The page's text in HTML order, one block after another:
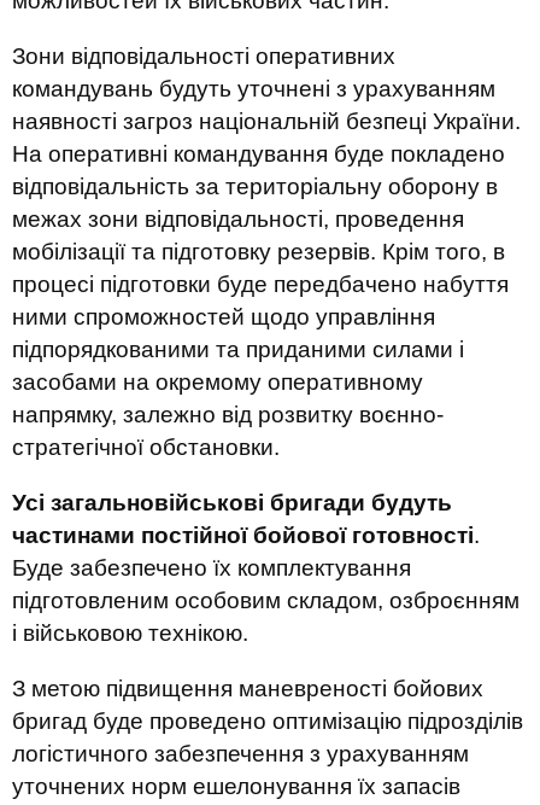
Зони відповідальності оперативних
командувань будуть уточнені з урахуванням
наявності загроз національній безпеці України.
На оперативні командування буде покладено
відповідальність за територіальну оборону в
межах зони відповідальності, проведення
мобілізації та підготовку резервів. Крім того, в
процесі підготовки буде передбачено набуття
ними спроможностей щодо управління
підпорядкованими та приданими силами і
засобами на окремому оперативному
напрямку, залежно від розвитку воєнно-
стратегічної обстановки.
Усі загальновійськові бригади будуть
частинами постійної бойової готовності.
Буде забезпечено їх комплектування
підготовленим особовим складом, озброєнням
і військовою технікою.
З метою підвищення маневреності бойових
бригад буде проведено оптимізацію підрозділів
логістичного забезпечення з урахуванням
уточнених норм ешелонування їх запасів